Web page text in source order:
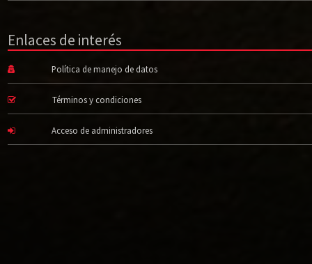
Enlaces de interés
Política de manejo de datos
Términos y condiciones
Acceso de administradores